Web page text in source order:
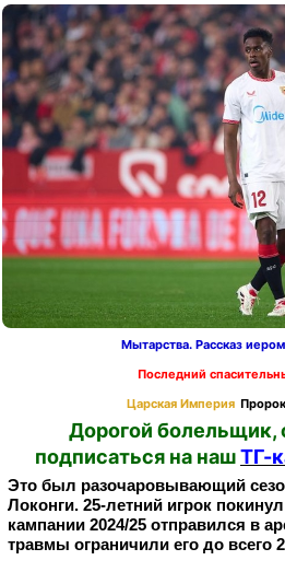
Мытарства. Рассказ
Последний
Царская Империя
Дорогой болельщик,
подписаться на нашТГ-
Это был разочаровывающий
Локонги. 25-летний игрок
кампании 2024/25 отправился в
травмы ограничили его до всего